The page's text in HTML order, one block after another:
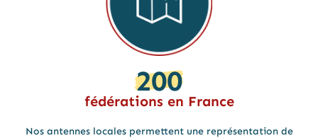
200
fédérations en France
Nos antennes locales permettent une représentation de